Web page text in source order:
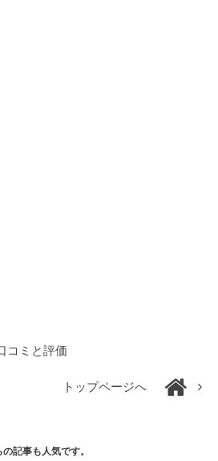
コミと評価
トップページへ
の記事も人気です。